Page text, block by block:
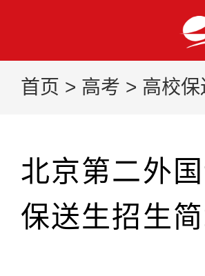
首页 > 高考 > 高校保
北京第二外
保送生招生